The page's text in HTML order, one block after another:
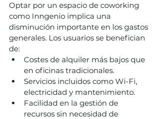
Optar por un espacio de coworking
como Inngenio implica una
disminución importante en los gastos
generales. Los usuarios se benefician
de:
Costes de alquiler más bajos que
en oficinas tradicionales.
Servicios incluidos como Wi-Fi,
electricidad y mantenimiento.
Facilidad en la gestión de
recursos sin necesidad de